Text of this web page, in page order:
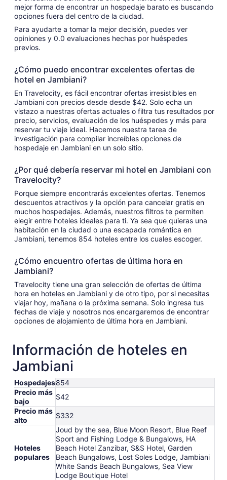
mejor forma de encontrar un hospedaje barato es buscando
opciones fuera del centro de la ciudad.
Para ayudarte a tomar la mejor decisión, puedes ver
opiniones y 0.0 evaluaciones hechas por huéspedes
previos.
¿Cómo puedo encontrar excelentes ofertas de
hotel en Jambiani?
En Travelocity, es fácil encontrar ofertas irresistibles en
Jambiani con precios desde desde $42. Solo echa un
vistazo a nuestras ofertas actuales o filtra tus resultados por
precio, servicios, evaluación de los huéspedes y más para
reservar tu viaje ideal. Hacemos nuestra tarea de
investigación para compilar increíbles opciones de
hospedaje en Jambiani en un solo sitio.
¿Por qué debería reservar mi hotel en Jambiani con
Travelocity?
Porque siempre encontrarás excelentes ofertas. Tenemos
descuentos atractivos y la opción para cancelar gratis en
muchos hospedajes. Además, nuestros filtros te permiten
elegir entre hoteles ideales para ti. Ya sea que quieras una
habitación en la ciudad o una escapada romántica en
Jambiani, tenemos 854 hoteles entre los cuales escoger.
¿Cómo encuentro ofertas de última hora en
Jambiani?
Travelocity tiene una gran selección de ofertas de última
hora en hoteles en Jambiani y de otro tipo, por si necesitas
viajar hoy, mañana o la próxima semana. Solo ingresa tus
fechas de viaje y nosotros nos encargaremos de encontrar
opciones de alojamiento de última hora en Jambiani.
Información de hoteles en
Jambiani
Hospedajes854
Precio más
bajo
$42
Precio más
alto
$332
Hoteles
populares
Joud by the sea, Blue Moon Resort, Blue Reef
Sport and Fishing Lodge & Bungalows, HA
Beach Hotel Zanzibar, S&S Hotel, Garden
Beach Bungalows, Lost Soles Lodge, Jambiani
White Sands Beach Bungalows, Sea View
Lodge Boutique Hotel